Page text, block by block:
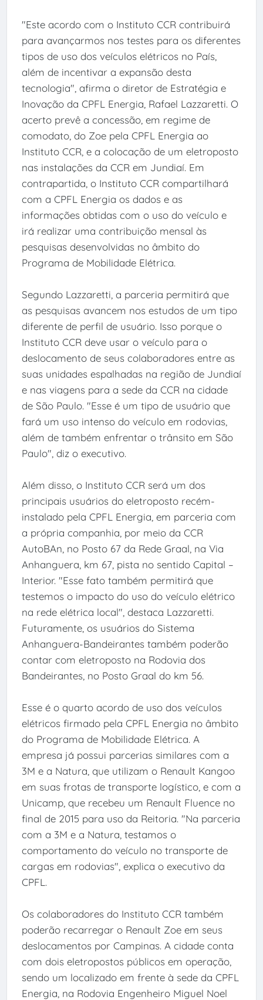
"Este acordo com o Instituto CCR contribuirá
para avançarmos nos testes para os diferentes
tipos de uso dos veículos elétricos no País,
além de incentivar a expansão desta
tecnologia", afirma o diretor de Estratégia e
Inovação da CPFL Energia, Rafael Lazzaretti. O
acerto prevê a concessão, em regime de
comodato, do Zoe pela CPFL Energia ao
Instituto CCR, e a colocação de um eletroposto
nas instalações da CCR em Jundiaí. Em
contrapartida, o Instituto CCR compartilhará
com a CPFL Energia os dados e as
informações obtidas com o uso do veículo e
irá realizar uma contribuição mensal às
pesquisas desenvolvidas no âmbito do
Programa de Mobilidade Elétrica.
Segundo Lazzaretti, a parceria permitirá que
as pesquisas avancem nos estudos de um tipo
diferente de perfil de usuário. Isso porque o
Instituto CCR deve usar o veículo para o
deslocamento de seus colaboradores entre as
suas unidades espalhadas na região de Jundiaí
e nas viagens para a sede da CCR na cidade
de São Paulo. "Esse é um tipo de usuário que
fará um uso intenso do veículo em rodovias,
além de também enfrentar o trânsito em São
Paulo", diz o executivo.
Além disso, o Instituto CCR será um dos
principais usuários do eletroposto recém-
instalado pela CPFL Energia, em parceria com
a própria companhia, por meio da CCR
AutoBAn, no Posto 67 da Rede Graal, na Via
Anhanguera, km 67, pista no sentido Capital –
Interior. "Esse fato também permitirá que
testemos o impacto do uso do veículo elétrico
na rede elétrica local", destaca Lazzaretti.
Futuramente, os usuários do Sistema
Anhanguera-Bandeirantes também poderão
contar com eletroposto na Rodovia dos
Bandeirantes, no Posto Graal do km 56.
Esse é o quarto acordo de uso dos veículos
elétricos firmado pela CPFL Energia no âmbito
do Programa de Mobilidade Elétrica. A
empresa já possui parcerias similares com a
3M e a Natura, que utilizam o Renault Kangoo
em suas frotas de transporte logístico, e com a
Unicamp, que recebeu um Renault Fluence no
final de 2015 para uso da Reitoria. "Na parceria
com a 3M e a Natura, testamos o
comportamento do veículo no transporte de
cargas em rodovias", explica o executivo da
CPFL.
Os colaboradores do Instituto CCR também
poderão recarregar o Renault Zoe em seus
deslocamentos por Campinas. A cidade conta
com dois eletropostos públicos em operação,
sendo um localizado em frente à sede da CPFL
Energia, na Rodovia Engenheiro Miguel Noel